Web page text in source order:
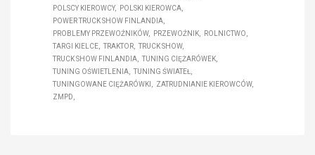
POLSCY KIEROWCY
POLSKI KIEROWCA
POWER TRUCK SHOW FINLANDIA
PROBLEMY PRZEWOŹNIKÓW
PRZEWOŹNIK
ROLNICTWO
TARGI KIELCE
TRAKTOR
TRUCK SHOW
TRUCK SHOW FINLANDIA
TUNING CIĘŻARÓWEK
TUNING OŚWIETLENIA
TUNING ŚWIATEŁ
TUNINGOWANE CIĘŻARÓWKI
ZATRUDNIANIE KIEROWCÓW
ZMPD